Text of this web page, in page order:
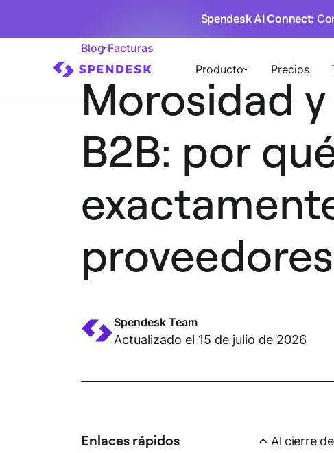
Spendesk AI Connect:
Producto Precios
Blog Facturas
Morosidad
B2B: por
proveedores
Spendesk Team
Actualizado el 15 de julio de 2026
Al cierre
Enlaces rápidos